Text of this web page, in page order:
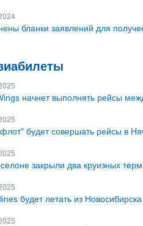
бланки заявлений для
начнет выполнять рейсы
будет совершать рейсы в
закрыли два круизных
будет летать из